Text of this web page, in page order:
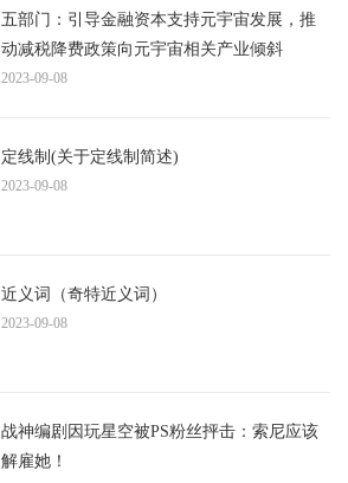
五部门：引导金融资本支持元宇宙发展，推
动减税降费政策向元宇宙相关产业倾斜
2023-09-08
定线制(关于定线制简述)
2023-09-08
近义词（奇特近义词）
2023-09-08
战神编剧因玩星空被PS粉丝抨击：索尼应该
解雇她！